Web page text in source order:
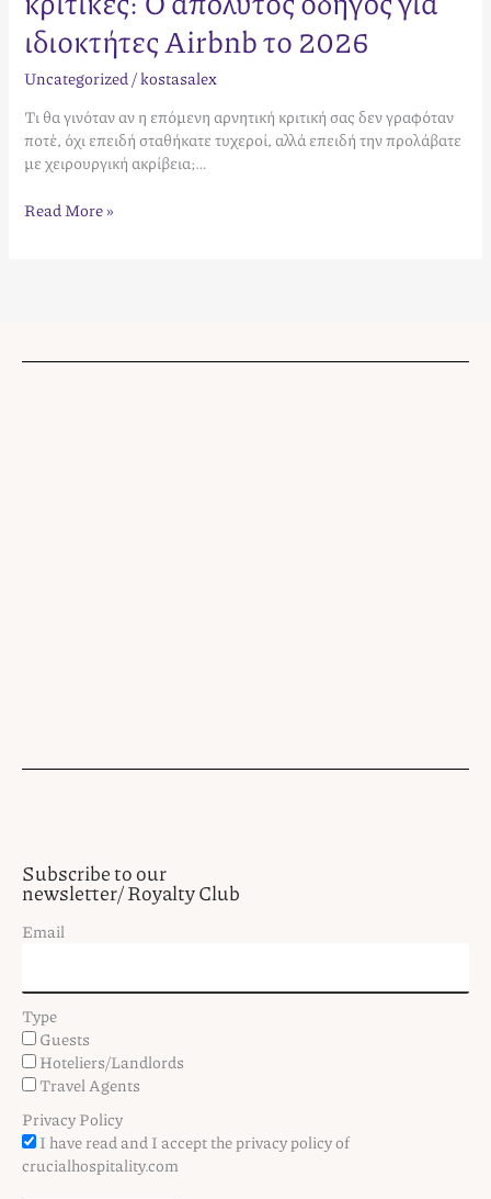
ιδιοκτήτες Airbnb το 2026
Uncategorized/kostasalex
Τι θα γινόταν αν η επόμενη αρνητική κριτική σας δεν γραφόταν
ποτέ, όχι επειδή σταθήκατε τυχεροί, αλλά επειδή την προλάβατε
με χειρουργική ακρίβεια;…
Read More »
Subscribe to our
newsletter/ Royalty Club
Email
Type
Guests
Hoteliers/Landlords
Travel Agents
Privacy Policy
I have read and I accept the privacy policy of
crucialhospitality.com